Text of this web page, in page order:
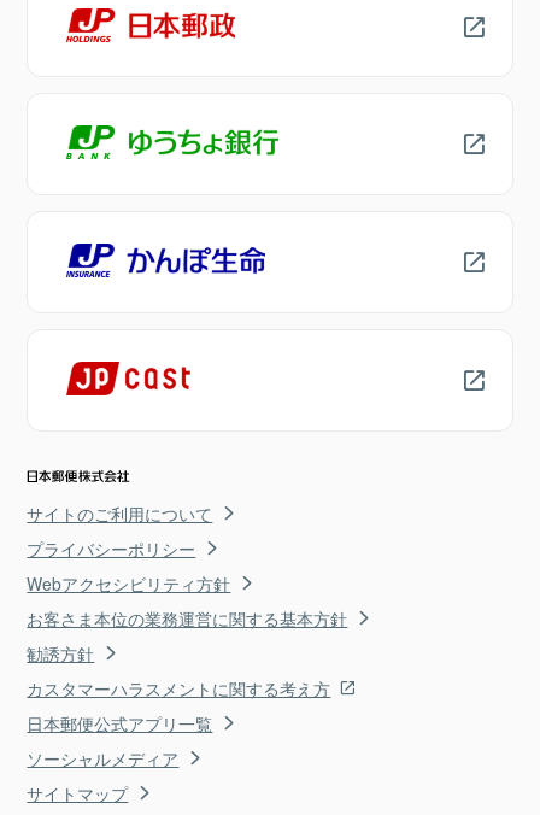
サイトのご利用について
プライバシーポリシー
Webアクセシビリティ方針
お客さま本位の業務運営に関する基本方針
勧誘方針
カスタマーハラスメントに関する考え方
日本郵便公式アプリ一覧
ソーシャルメディア
サイトマップ